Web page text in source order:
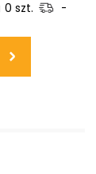
0 szt. -